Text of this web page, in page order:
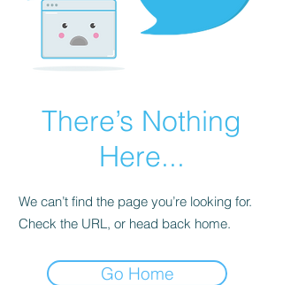
There’s Nothing
Here...
We can’t find the page you’re looking for.
Check the URL, or head back home.
Go Home